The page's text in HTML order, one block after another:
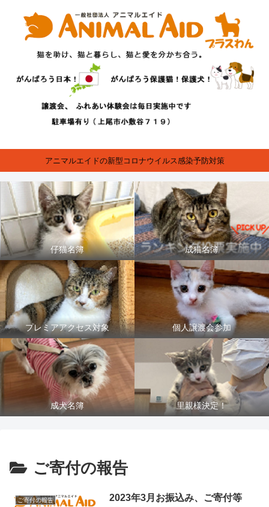
アニマルエイドの新型コロナウイルス感染予防対策
仔猫名簿 成猫名簿
プレミアアクセス対象 個人譲渡会参加
成犬名簿 里親様決定！
ご寄付の報告
ご寄付の報告 2023年3月お振込み、ご寄付等